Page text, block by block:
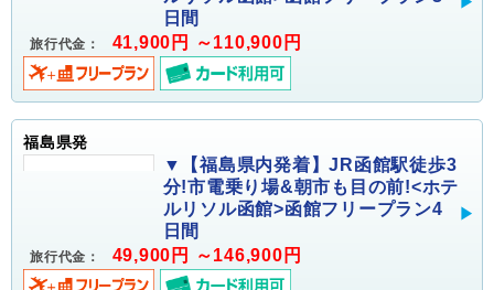
日間
旅行代金： 41,900円 ～110,900円
福島県発
▼【福島県内発着】JR函館駅徒歩3
分!市電乗り場&朝市も目の前!<ホテ
ルリソル函館>函館フリープラン4
日間
旅行代金： 49,900円 ～146,900円